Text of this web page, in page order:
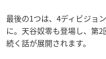
最後の1つは、4ディビジョ
に。天谷奴零も登場し、第
続く話が展開されます。